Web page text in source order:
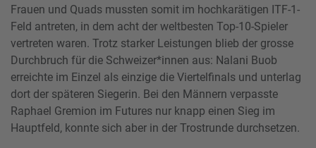
Frauen und Quads mussten somit im hochkarätigen ITF-1-
Feld antreten, in dem acht der weltbesten Top-10-Spieler
vertreten waren. Trotz starker Leistungen blieb der grosse
Durchbruch für die Schweizer*innen aus: Nalani Buob
erreichte im Einzel als einzige die Viertelfinals und unterlag
dort der späteren Siegerin. Bei den Männern verpasste
Raphael Gremion im Futures nur knapp einen Sieg im
Hauptfeld, konnte sich aber in der Trostrunde durchsetzen.